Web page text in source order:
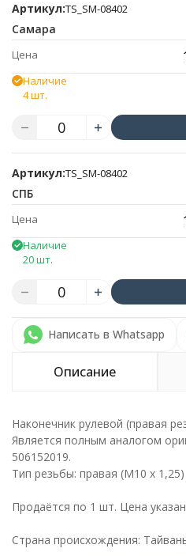
Артикул:TS_SM-08402
Самара
Цена
Наличие
4 шт.
Артикул:TS_SM-08402
СПБ
Цена
Наличие
20 шт.
Написать в Whatsapp
Описание
Наконечник рулевой (правая
Является полным аналогом
506152019.
Тип резьбы: правая (M10 x 1,25)
Продаётся по 1 шт. Цена
Страна происхождения: